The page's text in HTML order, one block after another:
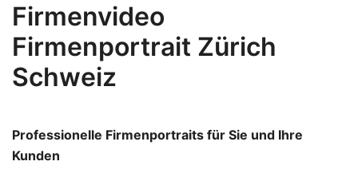
Firmenvideo
Firmenportrait Zürich
Schweiz
Professionelle Firmenportraits für Sie und Ihre
Kunden